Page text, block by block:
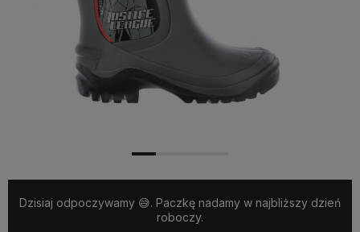
Dzisiaj odpoczywamy 😅. Paczkę nadamy w najbliższy dzień
roboczy.